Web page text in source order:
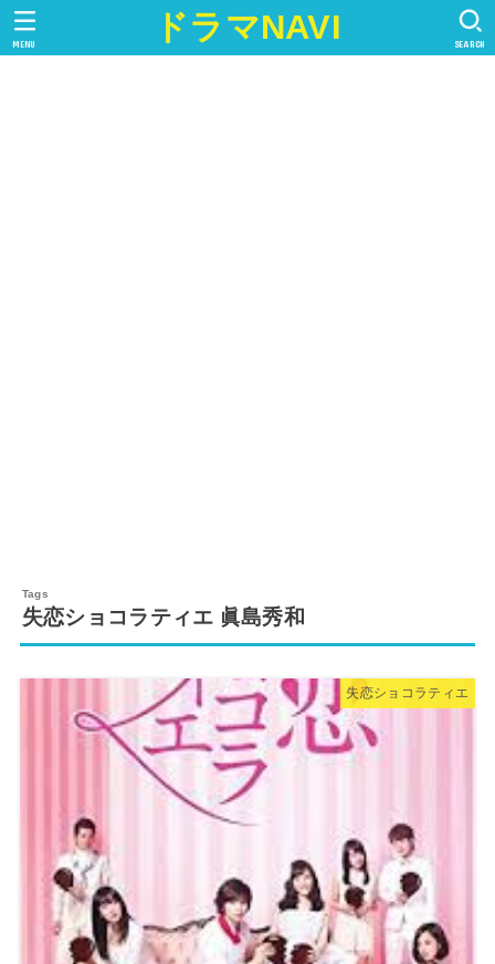
ドラマNAVI SEARCH
MENU
失恋ショコラティエ 眞島秀和
失恋ショコラティエ